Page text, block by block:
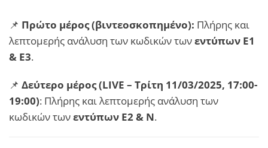
📌 Πρώτο μέρος (βιντεοσκοπημένο): Πλήρης και
λεπτομερής ανάλυση των κωδικών τωνεντύπων Ε1
& Ε3.
📌 Δεύτερο μέρος (LIVE – Τρίτη 11/03/2025, 17:00-
19:00): Πλήρης και λεπτομερής ανάλυση των
κωδικών τωνεντύπων Ε2 & Ν.